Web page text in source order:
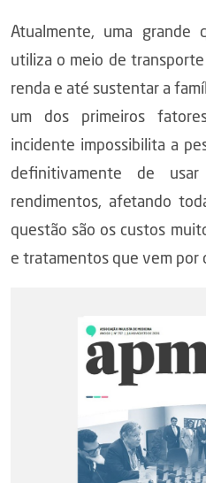
Atualmente, uma grande
utiliza o meio de
renda e até sustentar a
um dos primeiros
incidente impossibilita a
definitivamente de
rendimentos, afetando
questão são os custos
e tratamentos que vem por